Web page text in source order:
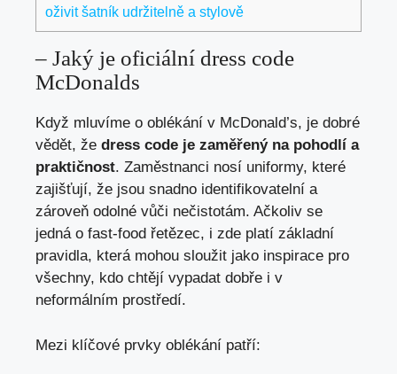
oživit šatník udržitelně a stylově
– Jaký je oficiální dress code
McDonalds
Když mluvíme o oblékání v McDonald’s, je dobré
vědět, že dress code je zaměřený na pohodlí a
praktičnost. Zaměstnanci nosí uniformy, které
zajišťují, že jsou snadno identifikovatelní a
zároveň odolné vůči nečistotám. Ačkoliv se
jedná o fast-food řetězec, i zde platí základní
pravidla, která mohou sloužit jako inspirace pro
všechny, kdo chtějí vypadat dobře i v
neformálním prostředí.
Mezi klíčové prvky oblékání patří: